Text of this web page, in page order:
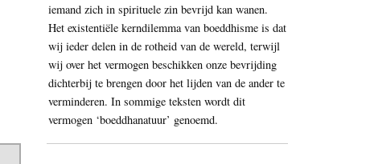
iemand zich in spirituele zin bevrijd kan wanen.
Het existentiële kerndilemma van boeddhisme is dat
wij ieder delen in de rotheid van de wereld, terwijl
wij over het vermogen beschikken onze bevrijding
dichterbij te brengen door het lijden van de ander te
verminderen. In sommige teksten wordt dit
vermogen ‘boeddhanatuur’ genoemd.